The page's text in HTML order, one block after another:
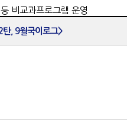
비교과프로그램 운영
탄, 9월국이로그>